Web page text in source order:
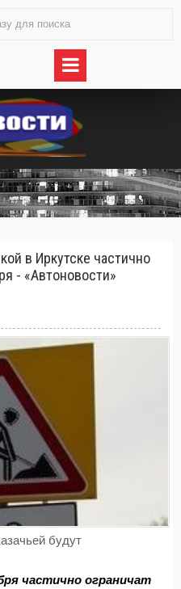
в Иркутске частично
- «Автоновости»
будут
частично ограничат